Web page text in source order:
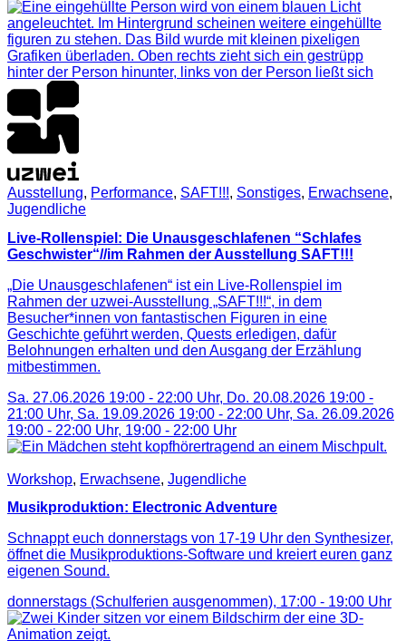
Ausstellung, Performance, SAFT!!!, Sonstiges, Erwachsene,
Jugendliche
Live-Rollenspiel: Die Unausgeschlafenen “Schlafes
Geschwister“//im Rahmen der Ausstellung SAFT!!!
„Die Unausgeschlafenen“ ist ein Live-Rollenspiel im
Rahmen der uzwei-Ausstellung „SAFT!!!“, in dem
Besucher*innen von fantastischen Figuren in eine
Geschichte geführt werden, Quests erledigen, dafür
Belohnungen erhalten und den Ausgang der Erzählung
mitbestimmen.
Sa. 27.06.2026 19:00 - 22:00 Uhr, Do. 20.08.2026 19:00 -
21:00 Uhr, Sa. 19.09.2026 19:00 - 22:00 Uhr, Sa. 26.09.2026
19:00 - 22:00 Uhr, 19:00 - 22:00 Uhr
Workshop, Erwachsene, Jugendliche
Musikproduktion: Electronic Adventure
Schnappt euch donnerstags von 17-19 Uhr den Synthesizer,
öffnet die Musikproduktions-Software und kreiert euren ganz
eigenen Sound.
donnerstags (Schulferien ausgenommen), 17:00 - 19:00 Uhr